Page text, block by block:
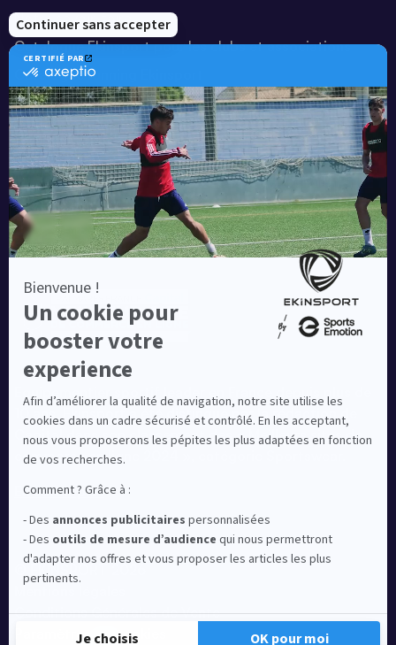
Notre savoir-faire
Catalogue Ekinsport pour les clubs et associations
Catalogue running Ekinsport
Blog
Une société de :
Equipementier sportif leader en France depuis plus de
10 ans, Ekinsport a été distingué par la rédaction de
Capital dans son classement des « Meilleurs sites de
commerce en ligne 2024 », catégorie Sportswear.
En savoir plus
© EKINSPORT 2026
Conditions Générales de Vente
Paramètres de cookies